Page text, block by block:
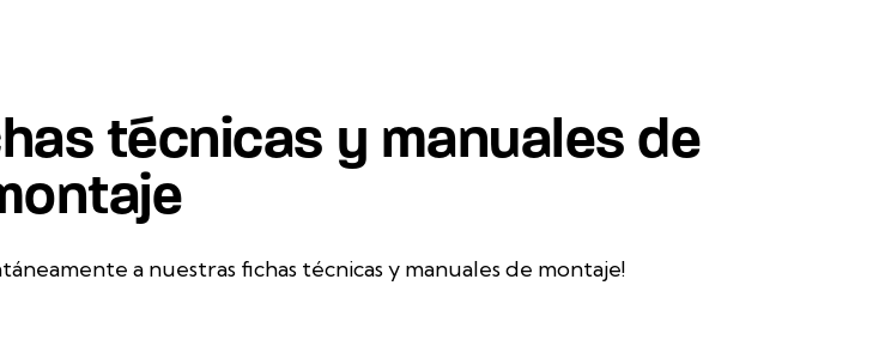
técnicas y manuales de
a nuestras fichas técnicas y manuales de montaje!